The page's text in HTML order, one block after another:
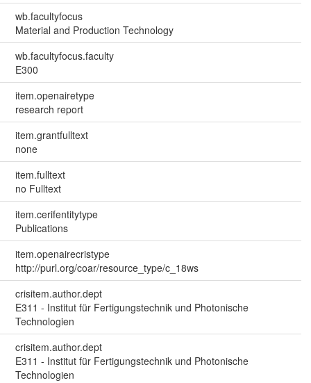
wb.facultyfocus
Material and Production Technology
wb.facultyfocus.faculty
E300
item.openairetype
research report
item.grantfulltext
none
item.fulltext
no Fulltext
item.cerifentitytype
Publications
item.openairecristype
http://purl.org/coar/resource_type/c_18ws
crisitem.author.dept
E311 - Institut für Fertigungstechnik und Photonische
Technologien
crisitem.author.dept
E311 - Institut für Fertigungstechnik und Photonische
Technologien